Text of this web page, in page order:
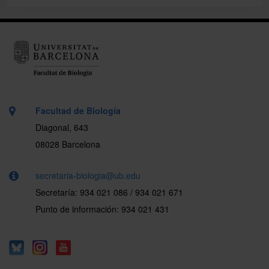
Facultad de Biología
Diagonal, 643
08028 Barcelona
secretaria-biologia@ub.edu
Secretaría: 934 021 086 / 934 021 671
Punto de información: 934 021 431